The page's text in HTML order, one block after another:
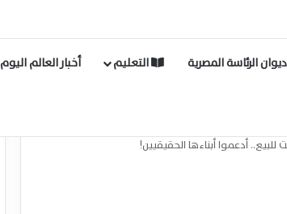
ديوان الرئاسة المصرية التعليم أخبار العالم اليوم
أدعموا أبناءها الحقيقيين!